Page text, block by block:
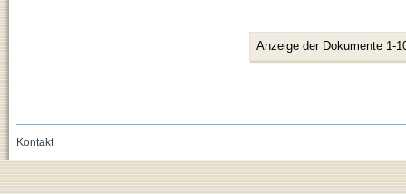
Anzeige der Dokumente 1-
Kontakt